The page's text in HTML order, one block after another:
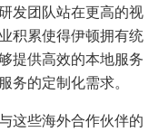
发团队站在更高的视
积累使得伊顿拥有统
提供高效的本地服务
的定制化需求。
这些海外合作伙伴的